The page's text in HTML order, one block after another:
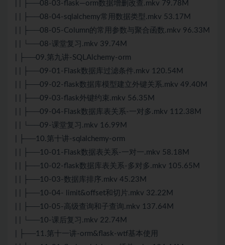
| | ├──08-03-flask—orm数据增删改查.mkv 79.78M
| | ├──08-04-sqlalchemy常用数据类型.mkv 53.17M
| | ├──08-05-Column的常用参数与聚合函数.mkv 96.33M
| | └──08-课堂复习.mkv 39.74M
| ├──09.第九讲-SQLAlchemy-orm
| | ├──09-01-Flask数据库过滤条件.mkv 120.54M
| | ├──09-02-flask数据库模型建立外键关系.mkv 49.40M
| | ├──09-03-flask外键约束.mkv 56.35M
| | ├──09-04-Flask数据库表关系-一对多.mkv 112.38M
| | └──09-课堂复习.mkv 16.99M
| ├──10.第十讲-sqlalchemy-orm
| | ├──10-01-Flask数据表关系-一对一.mkv 58.18M
| | ├──10-02-flask数据库表关系-多对多.mkv 105.65M
| | ├──10-03-数据库排序.mkv 45.23M
| | ├──10-04- limit&offset和切片.mkv 32.22M
| | ├──10-05-高级查询和子查询.mkv 137.64M
| | └──10-课后复习.mkv 22.74M
| ├──11.第十一讲-orm&flask-wtf基本使用